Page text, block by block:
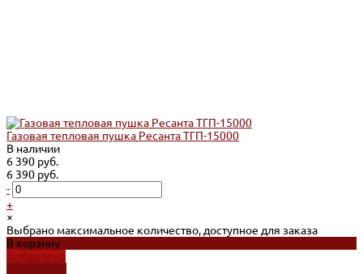
Газовая тепловая пушка Ресанта ТГП-15000
В наличии
6 390 руб.
6 390 руб.
-
+
×
Выбрано максимальное количество, доступное для заказа
В корзину
Добавлено